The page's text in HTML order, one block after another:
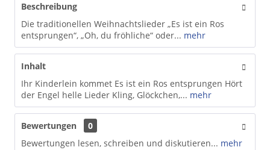
Beschreibung
Die traditionellen Weihnachtslieder „Es ist ein Ros
entsprungen“, „Oh, du fröhliche“ oder... mehr
Inhalt
Ihr Kinderlein kommet Es ist ein Ros entsprungen Hört
der Engel helle Lieder Kling, Glöckchen,... mehr
Bewertungen
0
Bewertungen lesen, schreiben und diskutieren... mehr